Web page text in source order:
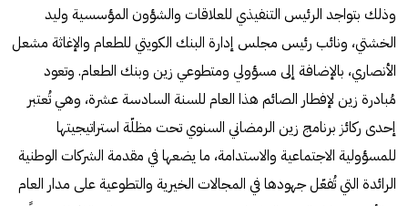
وذلك بتواجد الرئيس التنفيذي للعلاقات والشؤون المؤسسية وليد
الخشتي، ونائب رئيس مجلس إدارة البنك الكويتي للطعام والإغاثة مشعل
الأنصاري، بالإضافة إلى مسؤولي ومتطوعي زين وبنك الطعام. وتعود
مُبادرة زين لإفطار الصائم هذا العام للسنة السادسة عشرة، وهي تُعتبر
إحدى ركائز برنامج زين الرمضاني السنوي تحت مظلّة استراتيجيتها
للمسؤولية الاجتماعية والاستدامة، ما يضعها في مقدمة الشركات الوطنية
الرائدة التي تُفعّل جهودها في المجالات الخيرية والتطوعية على مدار العام